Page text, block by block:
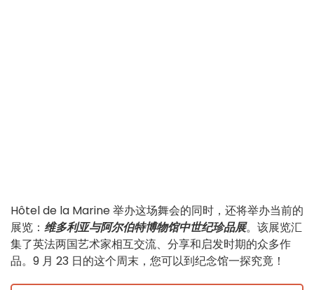
Hôtel de la Marine 举办这场舞会的同时，还将举办当前的
展览： 维多利亚与阿尔伯特博物馆中世纪珍品展。该展览汇
集了英法两国艺术家相互交流、分享和启发时期的众多作
品。9 月 23 日的这个周末，您可以到纪念馆一探究竟！